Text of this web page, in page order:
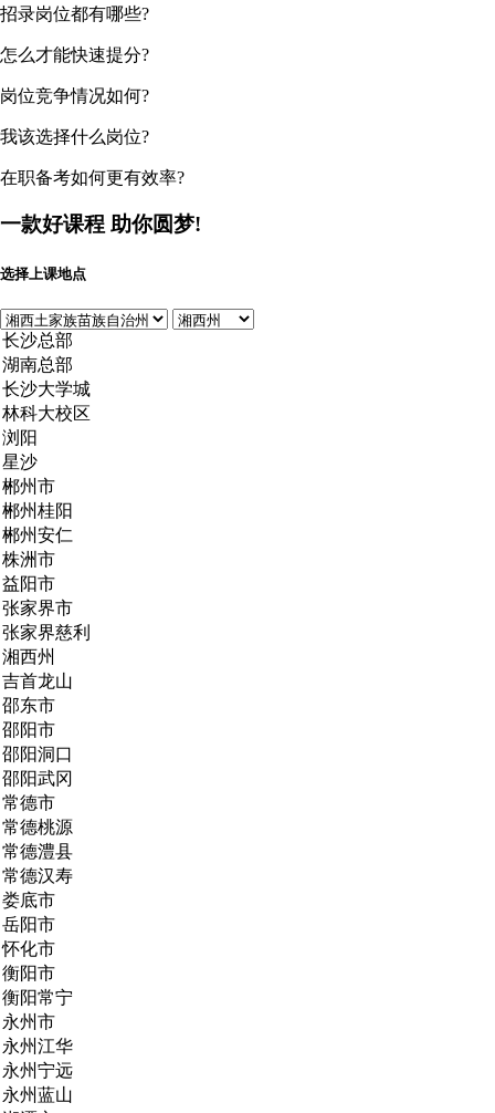
招录岗位都有哪些?
怎么才能快速提分?
岗位竞争情况如何?
我该选择什么岗位?
在职备考如何更有效率?
一款好课程 助你圆梦!
选择上课地点